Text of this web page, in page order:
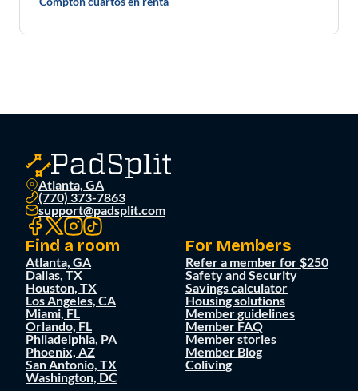
Atlanta, GA
(770) 373-7863
support@padsplit.com
Find a room
Atlanta, GA
Dallas, TX
Houston, TX
Los Angeles, CA
Miami, FL
Orlando, FL
Philadelphia, PA
Phoenix, AZ
San Antonio, TX
Washington, DC
For Members
Refer a member for $250
Safety and Security
Savings calculator
Housing solutions
Member guidelines
Member FAQ
Member stories
Member Blog
Coliving